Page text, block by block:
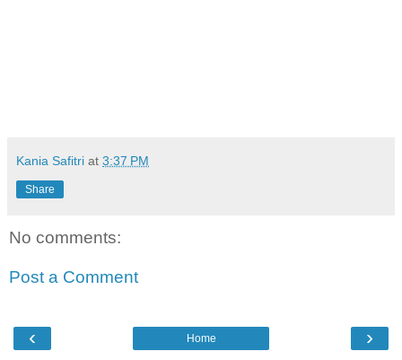
Kania Safitri at 3:37 PM
Share
No comments:
Post a Comment
‹ ›
Home